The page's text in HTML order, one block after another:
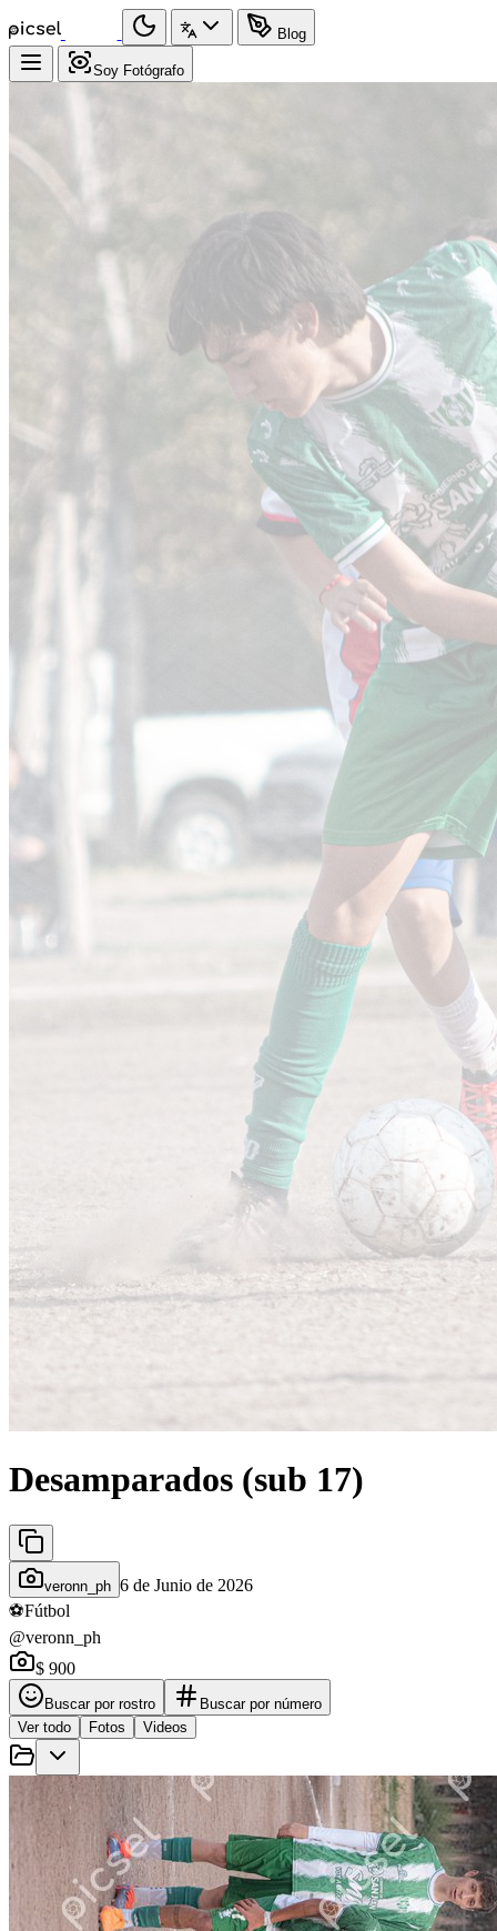
Blog
Soy Fotógrafo
Desamparados (sub 17)
veronn_ph 6 de Junio de 2026
⚽Fútbol
@veronn_ph
$ 900
Buscar por rostro
Buscar por número
Ver todo
Fotos Videos